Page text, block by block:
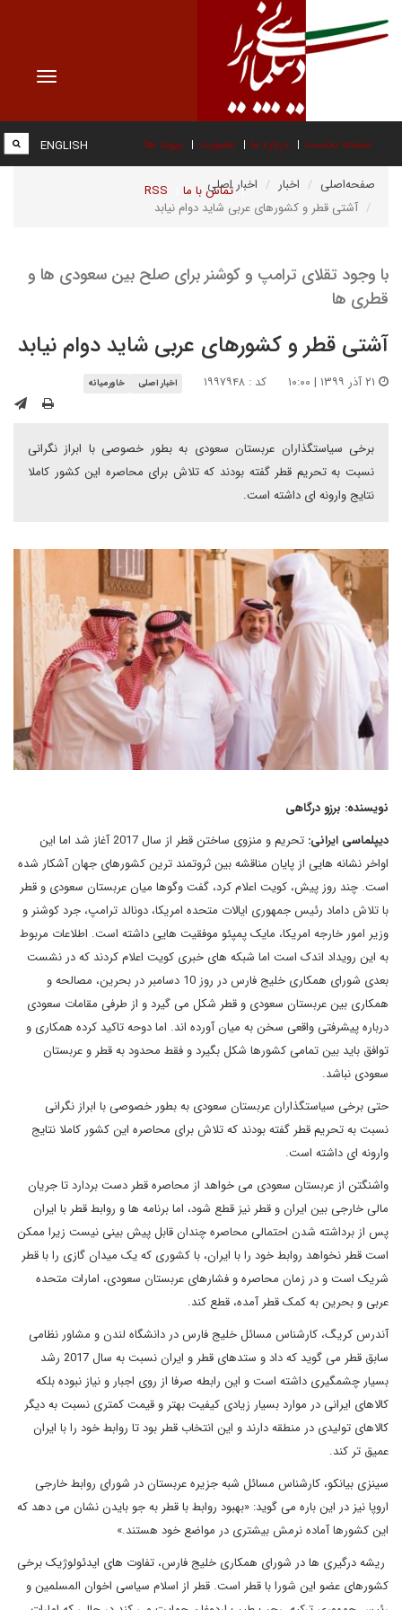
Toggle
صفحه نخست درباره ما عضویت پیوند ها
تماس با ما RSS
ENGLISH
صفحه‌اصلی اخبار
اخبار اصلی
آشتی قطر و کشورهای عربی شاید دوام نیابد
با وجود تقلای ترامپ و کوشنر برای صلح بین سعودی ها و
قطری ها
آشتی قطر و کشورهای عربی شاید دوام نیابد
کد : ۱۹۹۷۹۴۸ اخبار اصلی خاورمیانه
برخی سیاستگذاران عربستان سعودی به بطور خصوصی با ابراز نگرانی
نسبت به تحریم قطر گفته بودند که تلاش برای محاصره این کشور کاملا
نتایج وارونه ای داشته است.
نویسنده: برزو درگاهی
دیپلماسی ایرانی:
تحریم و منزوی ساختن قطر از سال 2017 آغاز شد اما این
اواخر نشانه هایی از پایان مناقشه بین ثروتمند ترین کشورهای جهان آشکار شده
است. چند روز پیش، کویت اعلام کرد، گفت وگوها میان عربستان سعودی و قطر
با تلاش داماد رئیس جمهوری ایالات متحده امریکا، دونالد ترامپ، جرد کوشنر و
وزیر امور خارجه امریکا، مایک پمپئو موفقیت هایی داشته است. اطلاعات مربوط
به این رویداد اندک است اما شبکه های خبری کویت اعلام کردند که در نشست
بعدی شورای همکاری خلیج فارس در روز 10 دسامبر در بحرین، مصالحه و
همکاری بین عربستان سعودی و قطر شکل می گیرد و از طرفی مقامات سعودی
درباره پیشرفتی واقعی سخن به میان آورده اند. اما دوحه تاکید کرده همکاری و
توافق باید بین تمامی کشورها شکل بگیرد و فقط محدود به قطر و عربستان
سعودی نباشد.
حتی برخی سیاستگذاران عربستان سعودی به بطور خصوصی با ابراز نگرانی
نسبت به تحریم قطر گفته بودند که تلاش برای محاصره این کشور کاملا نتایج
وارونه ای داشته است.
واشنگتن از عربستان سعودی می خواهد از محاصره قطر دست بردارد تا جریان
مالی خارجی بین ایران و قطر نیز قطع شود، اما برنامه ها و روابط قطر با ایران
پس از برداشته شدن احتمالی محاصره چندان قابل پیش بینی نیست زیرا ممکن
است قطر نخواهد روابط خود را با ایران، با کشوری که یک میدان گازی را با قطر
شریک است و در زمان محاصره و فشارهای عربستان سعودی، امارات متحده
عربی و بحرین به کمک قطر آمده، قطع کند.
آندرس کریگ، کارشناس مسائل خلیج فارس در دانشگاه لندن و مشاور نظامی
سابق قطر می گوید که داد و ستدهای قطر و ایران نسبت به سال 2017 رشد
بسیار چشمگیری داشته است و این رابطه صرفا از روی اجبار و نیاز نبوده بلکه
کالاهای ایرانی در موارد بسیار زیادی کیفیت بهتر و قیمت کمتری نسبت به دیگر
کالاهای تولیدی در منطقه دارند و این انتخاب قطر بود تا روابط خود را با ایران
عمیق تر کند.
سینزی بیانکو، کارشناس مسائل شبه جزیره عربستان در شورای روابط خارجی
اروپا نیز در این باره می گوید: «بهبود روابط با قطر به جو بایدن نشان می دهد که
این کشورها آماده نرمش بیشتری در مواضع خود هستند.»
ریشه درگیری ها در شورای همکاری خلیج فارس، تفاوت های ایدئولوژیک برخی
کشورهای عضو این شورا با قطر است. قطر از اسلام سیاسی اخوان المسلمین و